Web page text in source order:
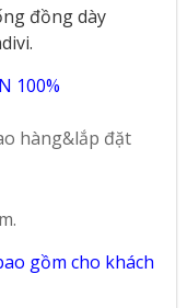
đồng dày
100%
hàng&lắp đặt
gồm cho khách